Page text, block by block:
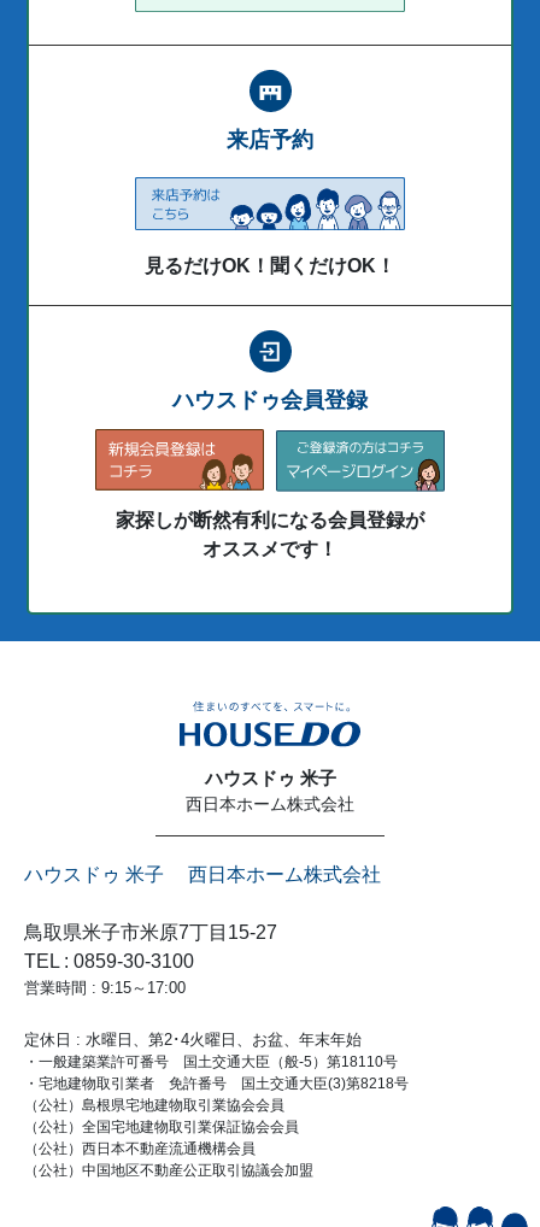
来店予約
見るだけOK！聞くだけOK！
ハウスドゥ会員登録
家探しが断然有利になる会員登録が
オススメです！
ハウスドゥ 米子
西日本ホーム株式会社
ハウスドゥ 米子 西日本ホーム株式会社
鳥取県米子市米原7丁目15-27
TEL : 0859-30-3100
営業時間 : 9:15～17:00
定休日 : 水曜日、第2･4火曜日、お盆、年末年始
・一般建築業許可番号 国土交通大臣（般-5）第18110号
・宅地建物取引業者 免許番号 国土交通大臣(3)第8218号
（公社）島根県宅地建物取引業協会会員
（公社）全国宅地建物取引業保証協会会員
（公社）西日本不動産流通機構会員
（公社）中国地区不動産公正取引協議会加盟